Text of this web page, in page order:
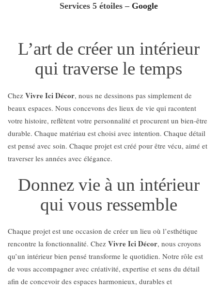
Services 5 étoiles – Google
L’art de créer un intérieur
qui traverse le temps
Chez Vivre Ici Décor, nous ne dessinons pas simplement de
beaux espaces. Nous concevons des lieux de vie qui racontent
votre histoire, reflètent votre personnalité et procurent un bien-être
durable. Chaque matériau est choisi avec intention. Chaque détail
est pensé avec soin. Chaque projet est créé pour être vécu, aimé et
traverser les années avec élégance.
Donnez vie à un intérieur
qui vous ressemble
Chaque projet est une occasion de créer un lieu où l’esthétique
rencontre la fonctionnalité. Chez Vivre Ici Décor, nous croyons
qu’un intérieur bien pensé transforme le quotidien. Notre rôle est
de vous accompagner avec créativité, expertise et sens du détail
afin de concevoir des espaces harmonieux, durables et